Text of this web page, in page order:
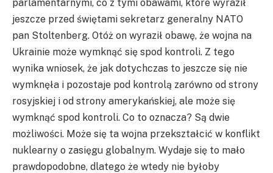
parlamentarnymi, co z tymi obawami, które wyraził
jeszcze przed świętami sekretarz generalny NATO
pan Stoltenberg. Otóż on wyraził obawę, że wojna na
Ukrainie może wymknąć się spod kontroli. Z tego
wynika wniosek, że jak dotychczas to jeszcze się nie
wymknęła i pozostaje pod kontrolą zarówno od strony
rosyjskiej i od strony amerykańskiej, ale może się
wymknąć spod kontroli. Co to oznacza? Są dwie
możliwości. Może się ta wojna przekształcić w konflikt
nuklearny o zasięgu globalnym. Wydaje się to mało
prawdopodobne, dlatego że wtedy nie byłoby